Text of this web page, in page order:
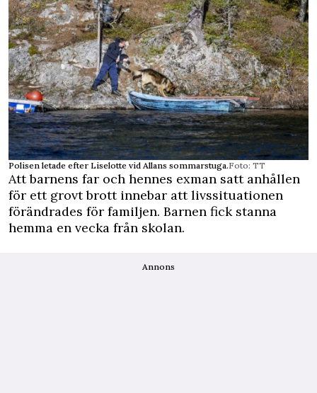
Polisen letade efter Liselotte vid Allans sommarstuga.Foto: TT
Att barnens far och hennes exman satt anhållen
för ett grovt brott innebar att livssituationen
förändrades för familjen. Barnen fick stanna
hemma en vecka från skolan.
Annons